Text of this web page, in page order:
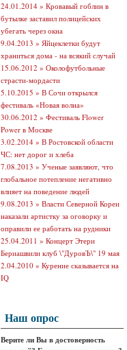
24.01.2014 » Кровавый гоблин в
бутылке заставил полицейских
убегать через окна
9.04.2013 » Яйцеклетки будут
храниться дома - на всякий случай
15.06.2012 » Околофутбольные
страсти-мордасти
5.10.2015 » В Сочи открылся
фестиваль «Новая волна»
30.06.2012 » Фестиваль Flower
Power в Москве
3.02.2014 » В Ростовской области
ЧС: нет дорог и хлеба
7.08.2013 » Ученые заявляют, что
глобальное потепление негативно
влияет на поведение людей
9.08.2013 » Власти Северной Кореи
наказали артистку за оговорку и
оправили ее работать на рудники
25.04.2011 » Концерт Этери
Бериашвили клуб \"ДуровЪ\" 19 мая
2.04.2010 » Курение сказывается на
IQ
Наш опрос
Верите ли Вы в достоверность